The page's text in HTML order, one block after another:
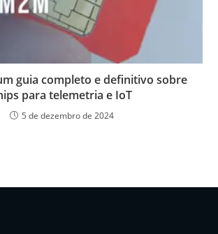
guia completo e definitivo sobre
para telemetria e IoT
5 de dezembro de 2024